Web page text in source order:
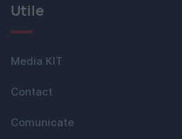
Utile
Media KIT
Contact
Comunicate